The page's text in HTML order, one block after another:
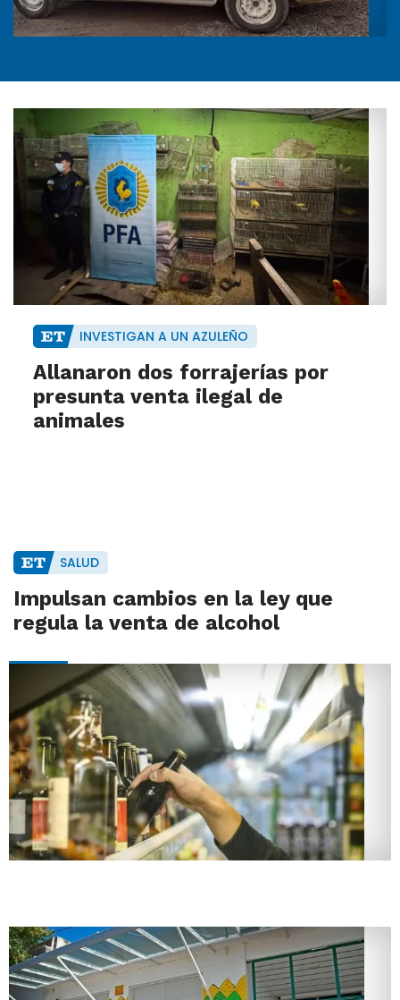
INVESTIGAN A UN AZULEÑO
Allanaron dos forrajerías por
presunta venta ilegal de
animales
SALUD
Impulsan cambios en la ley que
regula la venta de alcohol